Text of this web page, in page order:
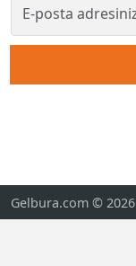
Gelbura.com © 2026